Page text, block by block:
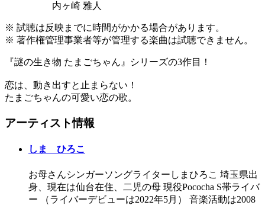
内ヶ崎 雅人
※ 試聴は反映までに時間がかかる場合があります。
※ 著作権管理事業者等が管理する楽曲は試聴できません。
『謎の生き物 たまごちゃん』シリーズの3作目！
恋は、動き出すと止まらない！
たまごちゃんの可愛い恋の歌。
アーティスト情報
しま ひろこ
お母さんシンガーソングライターしまひろこ 埼玉県出
身、現在は仙台在住、二児の母 現役Pococha S帯ライバ
ー （ライバーデビューは2022年5月） 音楽活動は2008